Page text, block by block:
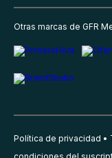
Otras marcas de GFR
Política de privacidad